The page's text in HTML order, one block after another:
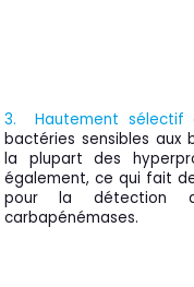
3. Hautement sélectif
bactéries sensibles aux
la plupart des
également, ce qui fait
pour la détection
carbapénémases.